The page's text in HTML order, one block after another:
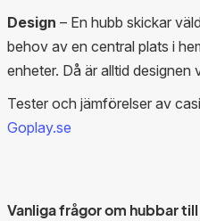
Design – En hubb skickar
behov av en central plats i
enheter. Då är alltid designen
Tester och jämförelser av
Goplay.se
Vanliga frågor om hubbar